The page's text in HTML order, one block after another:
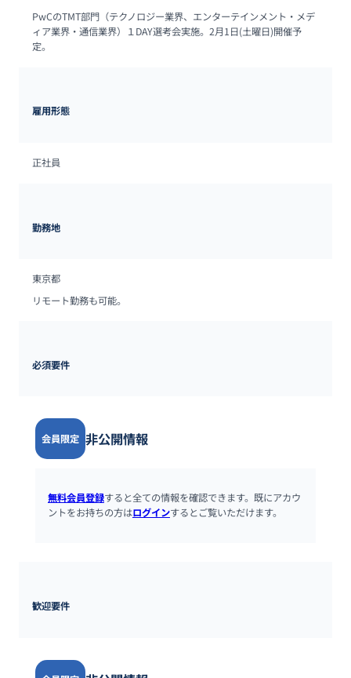
PwCのTMT部門（テクノロジー業界、エンターテインメント・メデ
ィア業界・通信業界）１DAY選考会実施。2月1日(土曜日)開催予
定。
雇用形態
正社員
勤務地
東京都
リモート勤務も可能。
必須要件
会員限定 非公開情報
無料会員登録すると全ての情報を確認できます。既にアカウ
ントをお持ちの方はログインするとご覧いただけます。
歓迎要件